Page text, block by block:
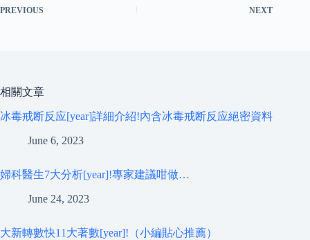
PREVIOUS NEXT
相關文章
冰毒戒断反应[year]詳細介紹!內含冰毒戒断反应絕密資料
June 6, 2023
婦科醫生7大分析[year]!專家建議咁做…
June 24, 2023
大新轉數快11大著數[year]!（小編貼心推薦）